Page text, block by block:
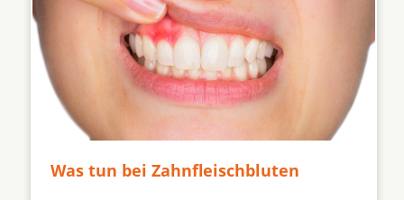
Was tun bei Zahnfleischbluten